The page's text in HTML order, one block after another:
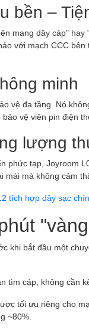
bền –
mang dây cáp"
với mạch CCC
minh
vệ đa tầng. Nó
vệ viên pin điện
lượng
phức tạp, Joyroom
mái mà không cảm
tích hợp dây sạc
khi bắt đầu một
tìm cáp, không cần
tối ưu riêng cho
~80%.